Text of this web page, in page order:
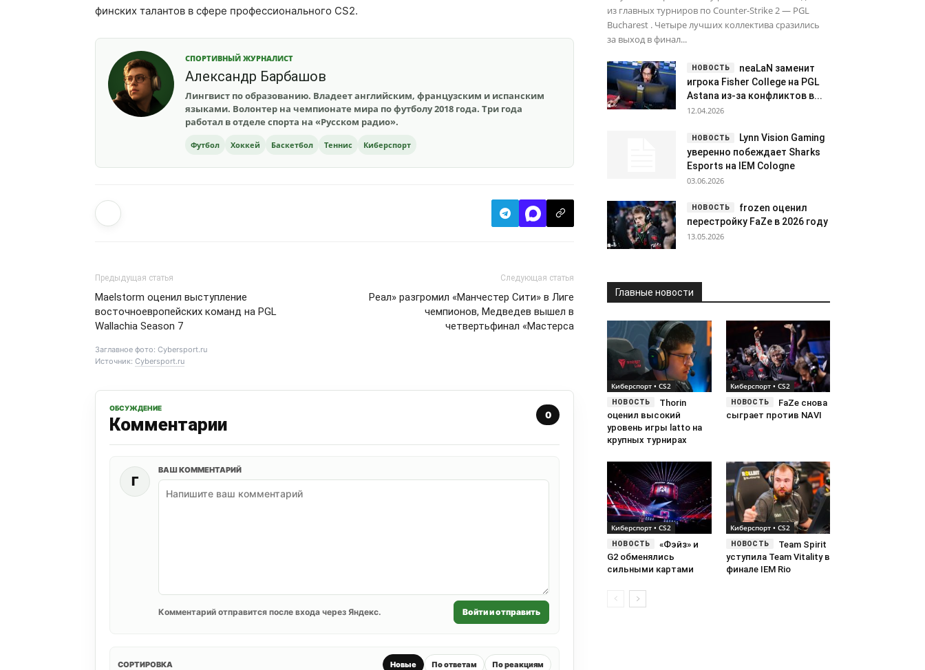
финских талантов в сфере профессионального CS2.
СПОРТИВНЫЙ ЖУРНАЛИСТ
Александр Барбашов
Лингвист по образованию. Владеет английским, французским и испанским
языками. Волонтер на чемпионате мира по футболу 2018 года. Три года
работал в отделе спорта на «Русском радио».
Футбол Хоккей Баскетбол Теннис Киберспорт
Предыдущая статья
Maelstorm оценил выступление
восточноевропейских команд на PGL
Wallachia Season 7
Следующая статья
Реал» разгромил «Манчестер Сити» в Лиге
чемпионов, Медведев вышел в
четвертьфинал «Мастерса
Заглавное фото: Cybersport.ru
Источник: Cybersport.ru
ОБСУЖДЕНИЕ
Комментарии 0
Г
ВАШ КОММЕНТАРИЙ
Комментарий отправится после входа через Яндекс. Войти и отправить
СОРТИРОВКА Новые По ответам По реакциям
из главных турниров по Counter-Strike 2 — PGL
Bucharest . Четыре лучших коллектива сразились
за выход в финал...
neaLaN заменит
игрока Fisher College на PGL
Astana из-за конфликтов в...
12.04.2026
Lynn Vision Gaming
уверенно побеждает Sharks
Esports на IEM Cologne
03.06.2026
frozen оценил
перестройку FaZe в 2026 году
13.05.2026
Главные новости
Киберспорт • CS2
Thorin
оценил высокий
уровень игры latto на
крупных турнирах
Киберспорт • CS2
FaZe снова
сыграет против NAVI
Киберспорт • CS2
«Фэйз» и
G2 обменялись
сильными картами
Киберспорт • CS2
Team Spirit
уступила Team Vitality в
финале IEM Rio